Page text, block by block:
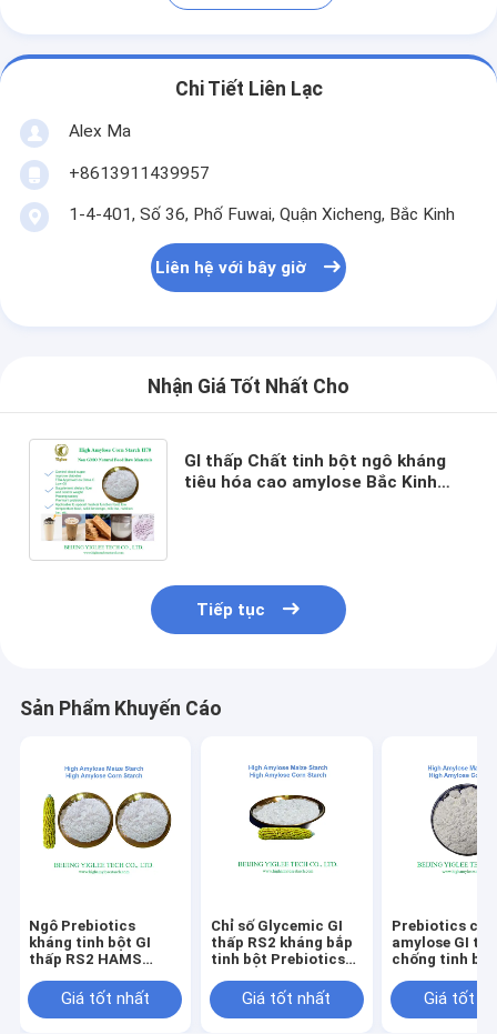
Chi Tiết Liên Lạc
Alex Ma
+8613911439957
1-4-401, Số 36, Phố Fuwai, Quận Xicheng, Bắc Kinh
Liên hệ với bây giờ
Nhận Giá Tốt Nhất Cho
GI thấp Chất tinh bột ngô kháng
tiêu hóa cao amylose Bắc Kinh
Tiếp tục
Sản Phẩm Khuyến Cáo
Ngô Prebiotics
kháng tinh bột GI
thấp RS2 HAMS
cao Amylose Maize
Starch
Giá tốt nhất
Chỉ số Glycemic GI
thấp RS2 kháng bắp
tinh bột Prebiotics
đổi genGiá tốt nhất
Prebiotics cao
amylose GI
chống tinh
RS2 BEIJING
TECH
Giá tốt